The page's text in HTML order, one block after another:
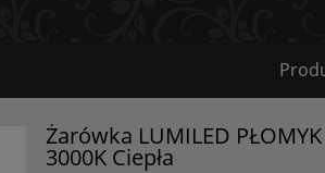
Certyfikaty i ostrzeżenie bezpieczeństwa
Posiada oznaczenie CE (zgodność z normami UE).
Żarówka LUMILED
3000K Ciepła